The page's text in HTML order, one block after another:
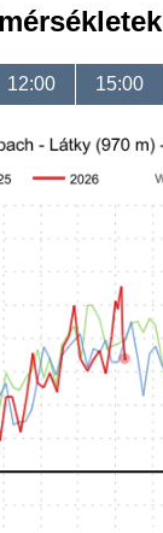
12:00 15:00